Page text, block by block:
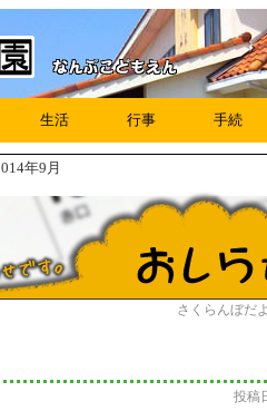
生活 行事 手続
年9月
さくらんぼだ
投稿